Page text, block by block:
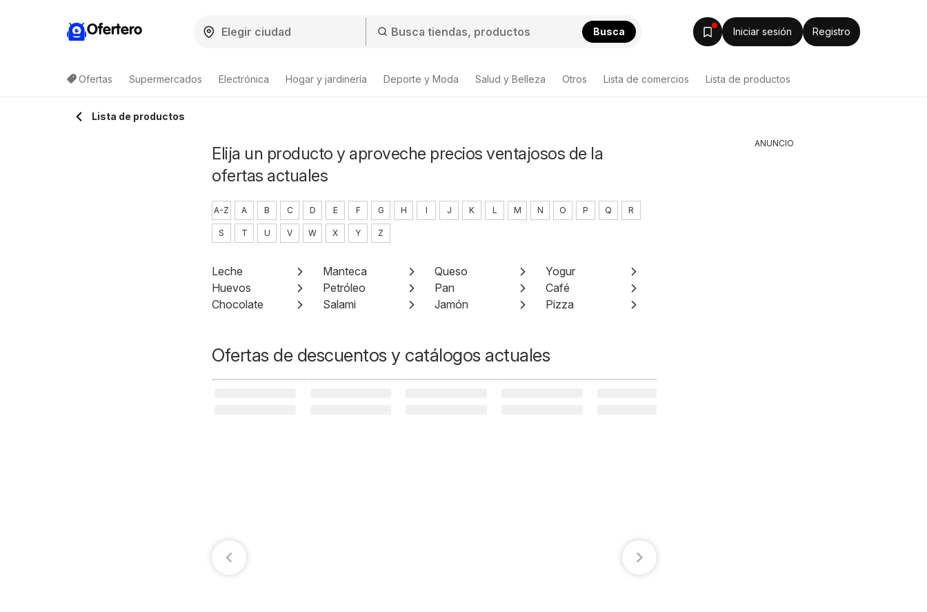
Ofertero Busca Iniciar sesión Registro
Ofertas Supermercados Electrónica Hogar y jardinería Deporte y Moda Salud y Belleza Otros Lista de comercios Lista de productos
Lista de productos
Elija un producto y aproveche precios ventajosos de la
ofertas actuales
A-Z A B C D E F G H I J K L M N O P Q R
S T U V W X Y Z
Leche Manteca Queso
Yogur
Huevos
Petróleo Pan
Café
Chocolate
Salami Jamón Pizza
Ofertas de descuentos y catálogos actuales
ANUNCIO